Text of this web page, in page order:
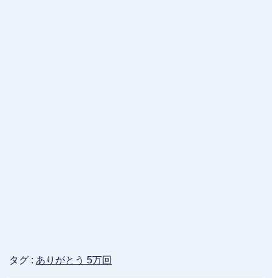
タグ : ありがとう 5万回